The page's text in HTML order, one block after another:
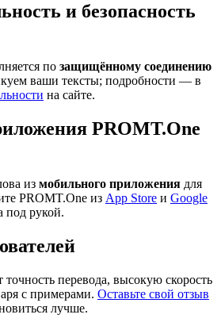
и безопасность
по защищённому соединению
ваши тексты; подробности — в
на сайте.
PROMT.One
из мобильного приложения для
PROMT.One из App Store и Google
под рукой.
перевода, высокую скорость
с примерами. Оставьте свой отзыв
лучше.